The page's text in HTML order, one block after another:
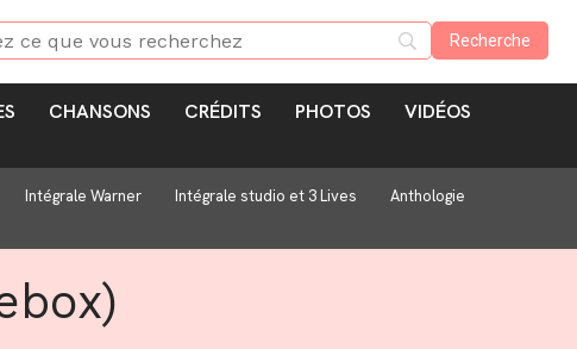
CHANSONS CRÉDITS PHOTOS
VIDÉOS
Intégrale Warner Intégrale studio et 3 Lives
Anthologie